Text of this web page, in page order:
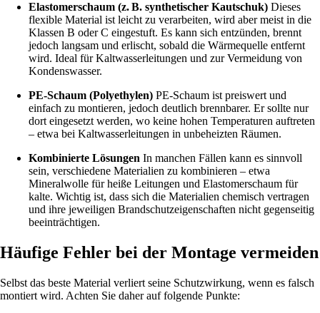
Elastomerschaum (z. B. synthetischer Kautschuk) Dieses
flexible Material ist leicht zu verarbeiten, wird aber meist in die
Klassen B oder C eingestuft. Es kann sich entzünden, brennt
jedoch langsam und erlischt, sobald die Wärmequelle entfernt
wird. Ideal für Kaltwasserleitungen und zur Vermeidung von
Kondenswasser.
PE-Schaum (Polyethylen) PE-Schaum ist preiswert und
einfach zu montieren, jedoch deutlich brennbarer. Er sollte nur
dort eingesetzt werden, wo keine hohen Temperaturen auftreten
– etwa bei Kaltwasserleitungen in unbeheizten Räumen.
Kombinierte Lösungen In manchen Fällen kann es sinnvoll
sein, verschiedene Materialien zu kombinieren – etwa
Mineralwolle für heiße Leitungen und Elastomerschaum für
kalte. Wichtig ist, dass sich die Materialien chemisch vertragen
und ihre jeweiligen Brandschutzeigenschaften nicht gegenseitig
beeinträchtigen.
Häufige Fehler bei der Montage vermeiden
Selbst das beste Material verliert seine Schutzwirkung, wenn es falsch
montiert wird. Achten Sie daher auf folgende Punkte: